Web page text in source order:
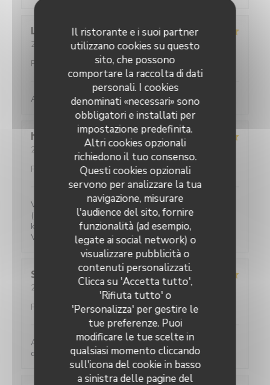
Il ristorante e i suoi partner
utilizzano cookies su questo
sito, che possono
comportare la raccolta di dati
personali. I cookies
denominati «necessari» sono
obbligatori e installati per
impostazione predefinita.
Altri cookies opzionali
richiedono il tuo consenso.
Questi cookies opzionali
servono per analizzare la tua
navigazione, misurare
l'audience del sito, fornire
funzionalità (ad esempio,
legate ai social network) o
visualizzare pubblicità o
contenuti personalizzati.
Clicca su 'Accetta tutto',
'Rifiuta tutto' o
'Personalizza' per gestire le
tue preferenze. Puoi
modificare le tue scelte in
qualsiasi momento cliccando
sull'icona del cookie in basso
a sinistra delle pagine del
Louise
2026-05-25- 19:45 - Ospiti 2
Atmosfera : 5
Prezzo
Absolument parfait, comme toujours !
hans
2026-05-27
- 20:30 - Ospiti 2
/5 Atmosfera:4 /5 Cucina:5/5 Qualità /
Prezzo
Verrassende gerechten voor een eerlijke prijs. Water
(plat of bruis) is gratis. 2-persoons tafeltjes zijn wat
klein maar ze hebben ook niet veel ruimte.
Vriendelijke bediening!
Sylviane
R
2026-05-25
- 13:00 - Ospiti 2
Atmosfera:5/5 Cucina :5
Prezzo
/5
Accueil parfait. Accueil parfait. Plats toujours
délicieux et raffinés.